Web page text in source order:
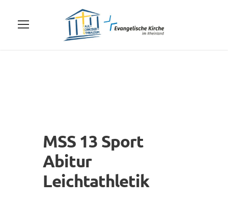
MSS 13 Sport
Abitur
Leichtathletik